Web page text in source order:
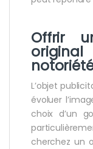
Offrir
original
L’objet
évoluer
choix d’un
cherchez un